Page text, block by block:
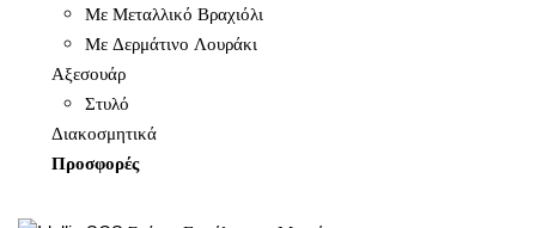
Με Μεταλλικό Βραχιόλι
Με Δερμάτινο Λουράκι
Αξεσουάρ
Στυλό
Διακοσμητικά
Προσφορές